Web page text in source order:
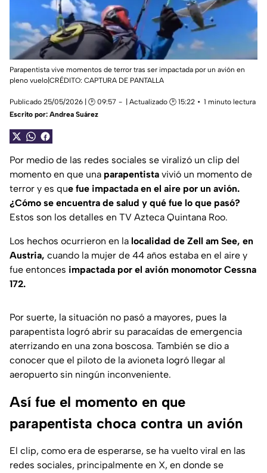
Parapentista vive momentos de terror tras ser impactada por un avión en
pleno vuelo|CRÉDITO: CAPTURA DE PANTALLA
Publicado 25/05/2026 | 🕑 09:57 | Actualizado 🕑 15:22
1 minuto lectura
Escrito por: Andrea Suárez
Por medio de las redes sociales se viralizó un clip del
momento en que una parapentista vivió un momento de
terror y es que fue impactada en el aire por un avión.
¿Cómo se encuentra de salud y qué fue lo que pasó?
Estos son los detalles en TV Azteca Quintana Roo.
Los hechos ocurrieron en la localidad de Zell am See, en
Austria, cuando la mujer de 44 años estaba en el aire y
fue entonces impactada por el avión monomotor Cessna
172.
Por suerte, la situación no pasó a mayores, pues la
parapentista logró abrir su paracaídas de emergencia
aterrizando en una zona boscosa. También se dio a
conocer que el piloto de la avioneta logró llegar al
aeropuerto sin ningún inconveniente.
Así fue el momento en que
parapentista choca contra un avión
El clip, como era de esperarse, se ha vuelto viral en las
redes sociales, principalmente en X, en donde se